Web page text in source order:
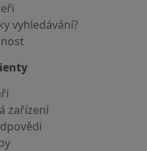
vyhledávání?
zařízení